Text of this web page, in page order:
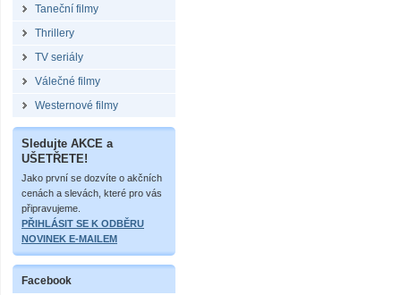
Taneční filmy
Thrillery
TV seriály
Válečné filmy
Westernové filmy
Sledujte AKCE a
UŠETŘETE!
Jako první se dozvíte o akčních
cenách a slevách, které pro vás
připravujeme.
PŘIHLÁSIT SE K ODBĚRU
NOVINEK E-MAILEM
Facebook